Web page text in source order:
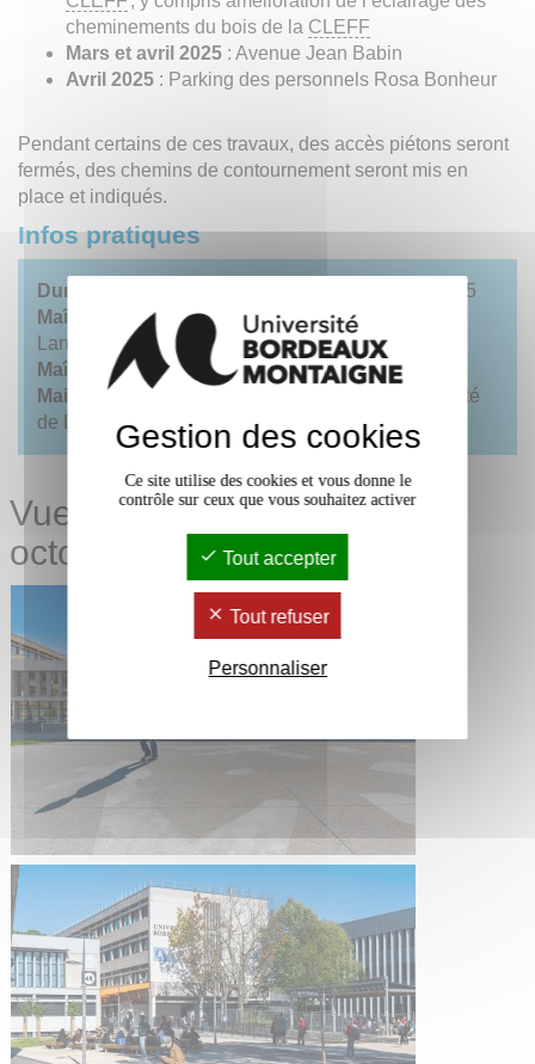
cheminements du bois de la CLEFF
Mars et avril 2025 : Avenue Jean Babin
Avril 2025 : Parking des personnels Rosa Bonheur
Pendant certains de ces travaux, des accès piétons seront
fermés, des chemins de contournement seront mis en
place et indiqués.
Infos pratiques
Durée du chantier
: janvier 2024 à septembre 2025
Maîtrise d’œuvre: VERDI (mandataire), LS2
Landscapes, Yon ANTON-OLANO
Maîtrise d’ouvrage déléguée:SRIA
Maitrise d’ouvrage
: Opération Campus - Université
de Bordeaux et Université Bordeaux Montaigne
Vues d'ensemble prises en
octobre 2024
Gestion des cookies
Ce site utilise des cookies et vous donne le
contrôle sur ceux que vous souhaitez activer
Tout accepter
Tout refuser
Personnaliser